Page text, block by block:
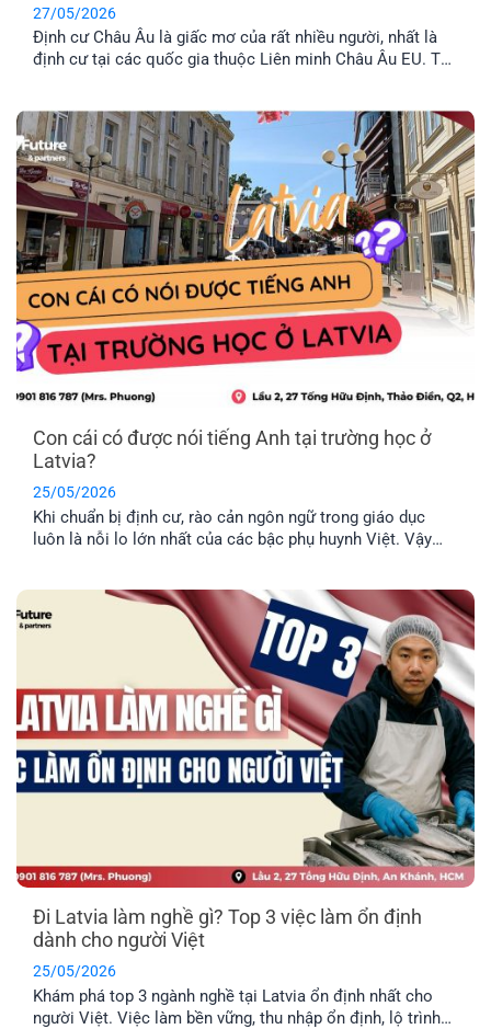
27/05/2026
Định cư Châu Âu là giấc mơ của rất nhiều người, nhất là
định cư tại các quốc gia thuộc Liên minh Châu Âu EU. Tuy
trình định cư Châu Âu dễ dàng nhất hiện nay? Hãy cùng
EFP tìm hiểu nhé!
Con cái có được nói tiếng Anh tại trường học ở
Latvia?
25/05/2026
Khi chuẩn bị định cư, rào cản ngôn ngữ trong giáo dục
luôn là nỗi lo lớn nhất của các bậc phụ huynh Việt. Vậy
địa phương? EFP sẽ giải đáp [...]
Đi Latvia làm nghề gì? Top 3 việc làm ổn định
dành cho người Việt
25/05/2026
Khám phá top 3 ngành nghề tại Latvia ổn định nhất cho
người Việt. Việc làm bền vững, thu nhập ổn định, lộ trình